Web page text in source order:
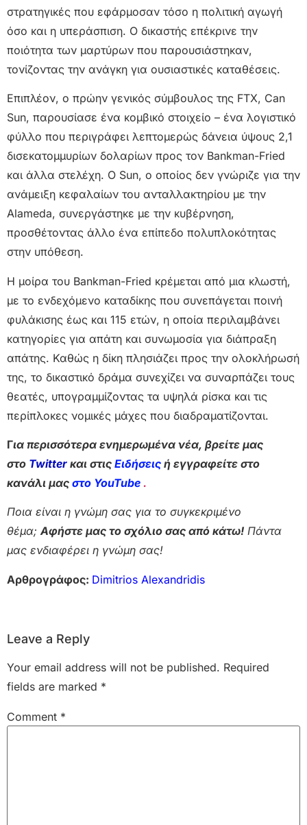
στρατηγικές που εφάρμοσαν τόσο η πολιτική αγωγή
όσο και η υπεράσπιση. Ο δικαστής επέκρινε την
ποιότητα των μαρτύρων που παρουσιάστηκαν,
τονίζοντας την ανάγκη για ουσιαστικές καταθέσεις.
Επιπλέον, ο πρώην γενικός σύμβουλος της FTX, Can
Sun, παρουσίασε ένα κομβικό στοιχείο – ένα λογιστικό
φύλλο που περιγράφει λεπτομερώς δάνεια ύψους 2,1
δισεκατομμυρίων δολαρίων προς τον Bankman-Fried
και άλλα στελέχη. Ο Sun, ο οποίος δεν γνώριζε για την
ανάμειξη κεφαλαίων του ανταλλακτηρίου με την
Alameda, συνεργάστηκε με την κυβέρνηση,
προσθέτοντας άλλο ένα επίπεδο πολυπλοκότητας
στην υπόθεση.
Η μοίρα του Bankman-Fried κρέμεται από μια κλωστή,
με το ενδεχόμενο καταδίκης που συνεπάγεται ποινή
φυλάκισης έως και 115 ετών, η οποία περιλαμβάνει
κατηγορίες για απάτη και συνωμοσία για διάπραξη
απάτης. Καθώς η δίκη πλησιάζει προς την ολοκλήρωσή
της, το δικαστικό δράμα συνεχίζει να συναρπάζει τους
θεατές, υπογραμμίζοντας τα υψηλά ρίσκα και τις
περίπλοκες νομικές μάχες που διαδραματίζονται.
Για περισσότερα ενημερωμένα νέα, βρείτε μας
στο Twitter και στις Ειδήσεις ή εγγραφείτε στο
κανάλι μας στο YouTube .
Ποια είναι η γνώμη σας για το συγκεκριμένο
θέμα;Αφήστε μας το σχόλιο σας από κάτω! Πάντα
μας ενδιαφέρει η γνώμη σας!
Αρθρογράφος: Dimitrios Alexandridis
Leave a Reply
Your email address will not be published. Required
fields are marked *
Comment *